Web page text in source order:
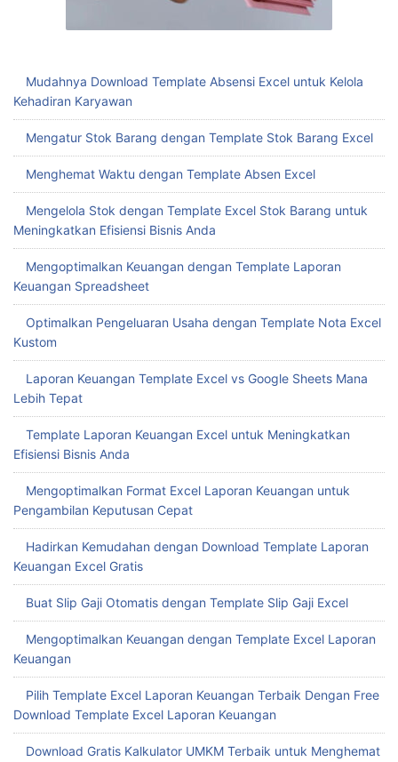
Mudahnya Download Template Absensi Excel untuk Kelola
Kehadiran Karyawan
Mengatur Stok Barang dengan Template Stok Barang Excel
Menghemat Waktu dengan Template Absen Excel
Mengelola Stok dengan Template Excel Stok Barang untuk
Meningkatkan Efisiensi Bisnis Anda
Mengoptimalkan Keuangan dengan Template Laporan
Keuangan Spreadsheet
Optimalkan Pengeluaran Usaha dengan Template Nota Excel
Kustom
Laporan Keuangan Template Excel vs Google Sheets Mana
Lebih Tepat
Template Laporan Keuangan Excel untuk Meningkatkan
Efisiensi Bisnis Anda
Mengoptimalkan Format Excel Laporan Keuangan untuk
Pengambilan Keputusan Cepat
Hadirkan Kemudahan dengan Download Template Laporan
Keuangan Excel Gratis
Buat Slip Gaji Otomatis dengan Template Slip Gaji Excel
Mengoptimalkan Keuangan dengan Template Excel Laporan
Keuangan
Pilih Template Excel Laporan Keuangan Terbaik Dengan Free
Download Template Excel Laporan Keuangan
Download Gratis Kalkulator UMKM Terbaik untuk Menghemat